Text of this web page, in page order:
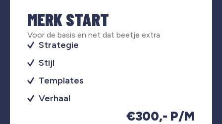
MERK START
Voor de basis en net dat beetje extra
Strategie
Stijl
Templates
Verhaal
€300,- P/M